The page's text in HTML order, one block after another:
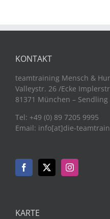
KONTAKT
teamtraining Mensch &
Valleystr. 26 /Ecke
81371 München – Sendling
Tel: +49 (0) 89 7205 9995
Email: info[at]die-
KARTE